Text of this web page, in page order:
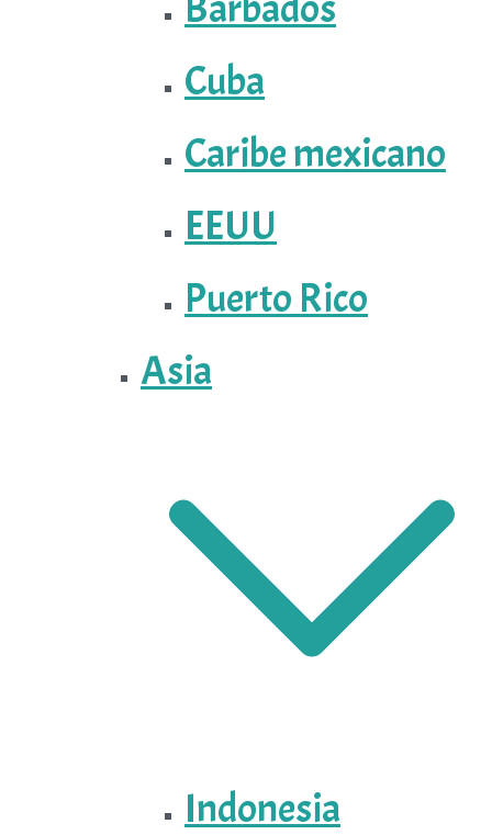
Cuba
Caribe mexicano
EEUU
Puerto Rico
Asia
Indonesia